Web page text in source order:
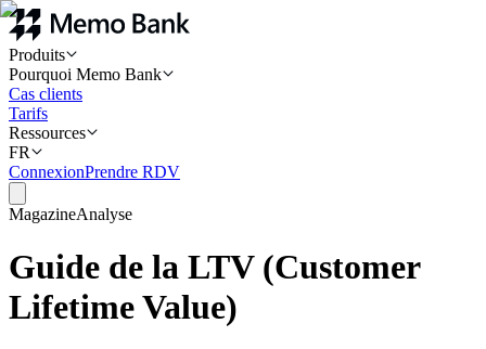
Produits
Pourquoi Memo Bank
Cas clients
Tarifs
Ressources
FR
ConnexionPrendre RDV
MagazineAnalyse
Guide de la LTV (Customer
Lifetime Value)